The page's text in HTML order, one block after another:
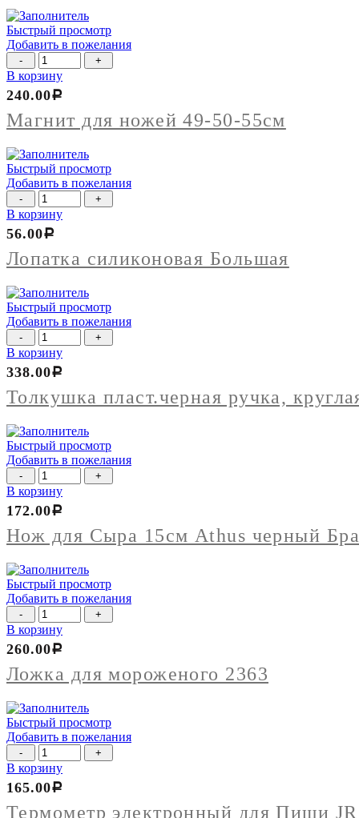
Быстрый просмотр
Добавить в пожелания
Количество
товара
Магнит
для
ножей
49-
55см
В корзину
Магнит для ножей 49-50-55см
240.00Р
Быстрый просмотр
Добавить в пожелания
Количество
товара
Лопатка
силиконовая
Большая
В корзину
Лопатка силиконовая Большая
56.00Р
Быстрый просмотр
Добавить в пожелания
Количество
товара
Толкушка
пласт.черная
ручка,
круглая
В корзину
Толкушка пласт.черная ручка,
338.00Р
Быстрый просмотр
Добавить в пожелания
Количество
товара
Нож
для
Сыра
15см
черный
Бразилия
В корзину
Нож для Сыра 15см Athus черный
172.00Р
Быстрый просмотр
Добавить в пожелания
Количество
товара
Ложка
для
мороженого
2363
В корзину
Ложка для мороженого 2363
260.00Р
Быстрый просмотр
Добавить в пожелания
Количество
товара
Термометр
электронный
для
В корзину
Термометр электронный для Пищи
165.00Р